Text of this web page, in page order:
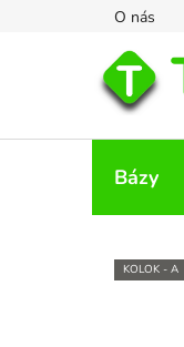
O nás
Bázy
KOLOK - A